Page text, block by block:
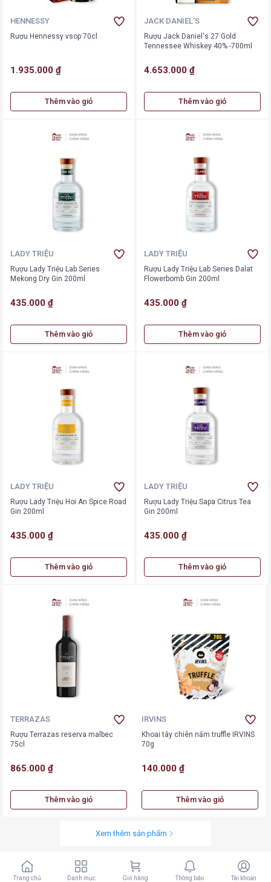
HENNESSY
Rượu Hennessy vsop 70cl
1.935.000 ₫
Thêm vào giỏ
JACK DANIEL'S
Rượu Jack Daniel's 27 Gold
Tennessee Whiskey 40% -700ml
4.653.000 ₫
Thêm vào giỏ
LADY TRIỆU
Rượu Lady Triệu Lab Series
Mekong Dry Gin 200ml
435.000 ₫
Thêm vào giỏ
LADY TRIỆU
Rượu Lady Triệu Lab Series Dalat
Flowerbomb Gin 200ml
435.000 ₫
Thêm vào giỏ
LADY TRIỆU
Rượu Lady Triệu Hoi An Spice Road
Gin 200ml
435.000 ₫
Thêm vào giỏ
LADY TRIỆU
Rượu Lady Triệu Sapa Citrus Tea
Gin 200ml
435.000 ₫
Thêm vào giỏ
TERRAZAS
Rượu Terrazas reserva malbec
75cl
865.000 ₫
Thêm vào giỏ
IRVINS
Khoai tây chiên nấm truffle IRVINS
70g
140.000 ₫
Thêm vào giỏ
Xem thêm sản phẩm
Trang chủ Danh mục Giỏ hàng Thông báo Tài khoản